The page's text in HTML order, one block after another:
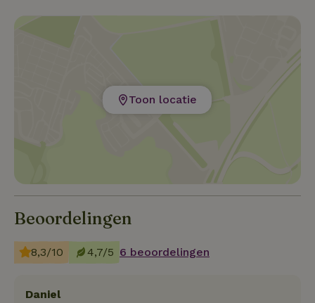
Toon locatie
Beoordelingen
8,3/10 4,7/5 6 beoordelingen
Daniel